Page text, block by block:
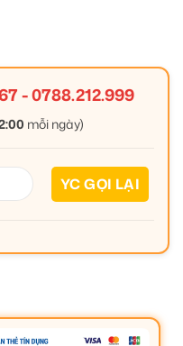
-0788.212.999
mỗi ngày)